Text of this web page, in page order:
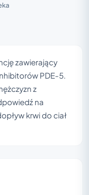
zawierający
PDE-5.
z
na
krwi do ciał